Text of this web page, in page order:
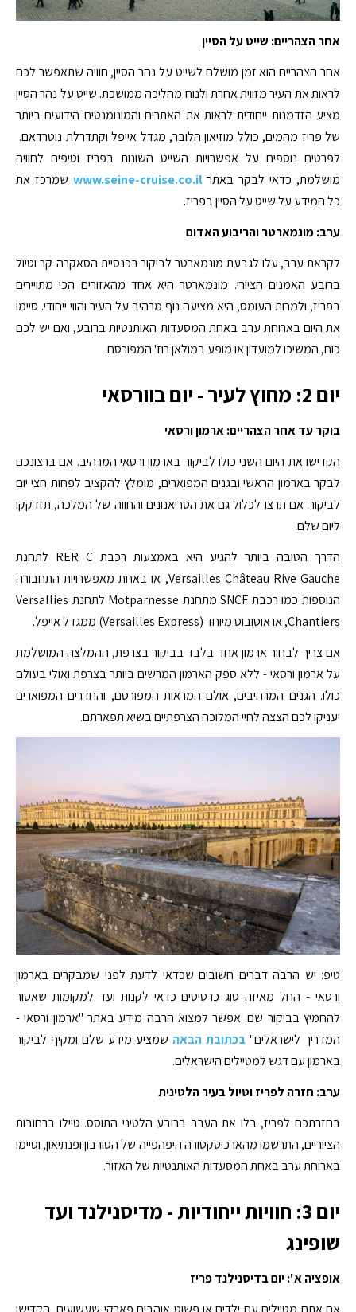
אחר הצהריים: שייט על הסיין
אחר הצהריים הוא זמן מושלם לשייט על נהר הסיין, חוויה שתאפשר לכם
לראות את העיר מזווית אחרת ולנוח מהליכה ממושכת. שייט על נהר הסיין
מציע הזדמנות ייחודית לראות את האתרים והמונומנטים הידועים ביותר
של פריז מהמים, כולל מוזיאון הלובר, מגדל אייפל וקתדרלת נוטרדאם.
לפרטים נוספים על אפשרויות השייט השונות בפריז וטיפים לחוויה
מושלמת, כדאי לבקר באתר www.seine-cruise.co.il שמרכז את
כל המידע על שייט על הסיין בפריז.
ערב: מונמארטר והריבוע האדום
לקראת ערב, עלו לגבעת מונמארטר לביקור בכנסיית הסאקרה-קר וטיול
ברובע האמנים הציורי. מונמארטר היא אחד מהאזורים הכי מתויירים
בפריז, ולמרות העומס, היא מציעה נוף מרהיב על העיר והווי ייחודי. סיימו
את היום בארוחת ערב באחת המסעדות האותנטיות ברובע, ואם יש לכם
כוח, המשיכו למועדון או מופע במולאן רוז' המפורסם.
יום 2: מחוץ לעיר - יום בוורסאי
בוקר עד אחר הצהריים: ארמון ורסאי
הקדישו את היום השני כולו לביקור בארמון ורסאי המרהיב. אם ברצונכם
לבקר בארמון הראשי ובגנים המפוארים, מומלץ להקציב לפחות חצי יום
לביקור. אם תרצו לכלול גם את הטריאנונים והחווה של המלכה, תזדקקו
ליום שלם.
הדרך הטובה ביותר להגיע היא באמצעות רכבת RER C לתחנת
Versailles Château Rive Gauche, או באחת מאפשרויות התחבורה
הנוספות כמו רכבת SNCF מתחנת Motparnesse לתחנת Versallies
Chantiers, או אוטובוס מיוחד (Versailles Express) ממגדל אייפל.
אם צריך לבחור ארמון אחד בלבד בביקור בצרפת, ההמלצה המושלמת
על ארמון ורסאי - ללא ספק הארמון המרשים ביותר בצרפת ואולי בעולם
כולו. הגנים המרהיבים, אולם המראות המפורסם, והחדרים המפוארים
יעניקו לכם הצצה לחיי המלוכה הצרפתיים בשיא תפארתם.
טיפ: יש הרבה דברים חשובים שכדאי לדעת לפני שמבקרים בארמון
ורסאי - החל מאיזה סוג כרטיסים כדאי לקנות ועד למקומות שאסור
להחמיץ בביקור שם. אפשר למצוא הרבה מידע באתר "ארמון ורסאי -
המדריך לישראלים" בכתובת הבאה שמציע מידע שלם ומקיף לביקור
בארמון עם דגש למטיילים הישראלים.
ערב: חזרה לפריז וטיול בעיר הלטינית
בחזרתכם לפריז, בלו את הערב ברובע הלטיני התוסס. טיילו ברחובות
הציוריים, התרשמו מהארכיטקטורה היפהפייה של הסורבון ופנתיאון, וסיימו
בארוחת ערב באחת המסעדות האותנטיות של האזור.
יום 3: חוויות ייחודיות - מדיסנילנד ועד
שופינג
אופציה א': יום בדיסנילנד פריז